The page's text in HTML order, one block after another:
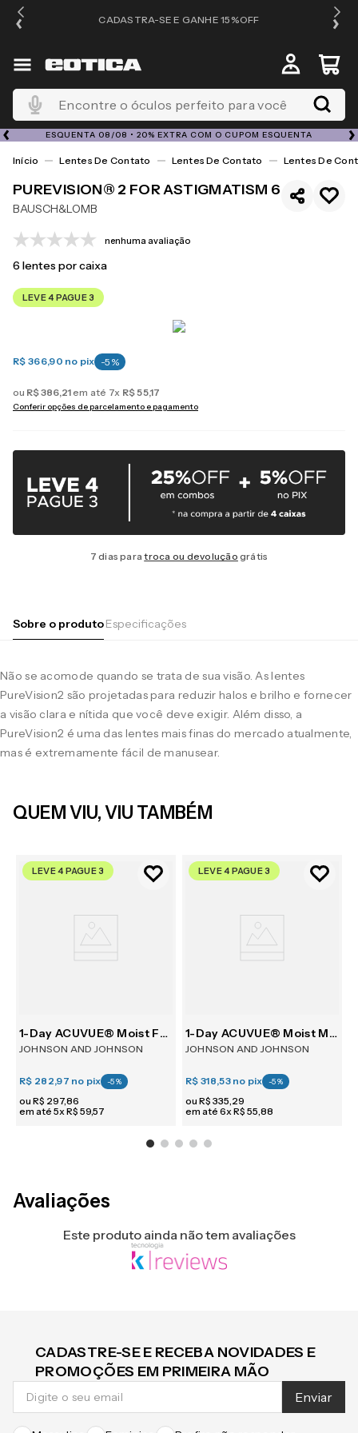
CADASTRA-SE E GANHE 15%OFF
Encontre o óculos perfeito para você
ESQUENTA 08/08 • 20% EXTRA COM O CUPOM ESQUENTA
Lentes De Contato Lentes De Contato Lentes De
PUREVISION® 2 FOR ASTIGMATISM 6
BAUSCH&LOMB
nenhuma avaliação
6 lentes por caixa
LEVE 4 PAGUE 3
R$ 366,90 no pix -5 %
ou R$386,21 em até 7x R$55,17
Conferir opções de parcelamento e pagamento
7 dias paratroca ou devolução grátis
Sobre o produtoEspecificações
Não se acomode quando se trata de sua visão. As lentes
PureVision2 são projetadas para reduzir halos e brilho e fornecer
a visão clara e nítida que você deve exigir. Além disso, a
PureVision2 é uma das lentes mais finas do mercado atualmente,
mas é extremamente fácil de manusear.
QUEM VIU, VIU TAMBÉM
LEVE 4 PAGUE 3
1-Day ACUVUE® Moist For Astigmatism 30
JOHNSON AND JOHNSON
R$ 282,97 no pix -5%
ou R$ 297,86
em até 5xR$ 59,57
LEVE 4 PAGUE 3
1-Day ACUVUE® Moist Multifocal 30
JOHNSON AND JOHNSON
R$ 318,53 no pix -5%
ou R$ 335,29
em até 6xR$ 55,88
Avaliações
Este produto ainda não tem avaliações
CADASTRE-SE E RECEBA NOVIDADES E
PROMOÇÕES EM PRIMEIRA MÃO
Enviar